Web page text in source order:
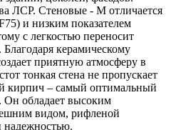
ЛСР. Стеновые - М отличается
и низким показателем
с легкостью переносит
керамическому
приятную атмосферу в
тонкая стена не пропускает
кирпич – самый оптимальный
Он обладает высоким
видом, рифленой
надежностью.